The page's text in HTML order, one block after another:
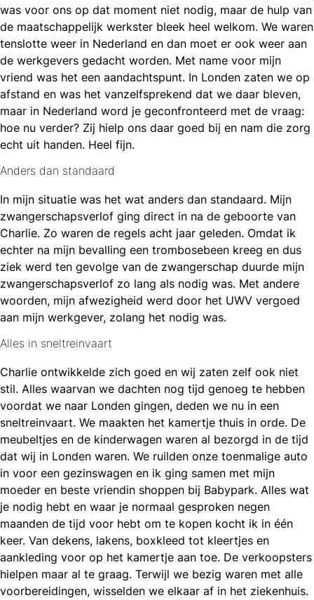
was voor ons op dat moment niet nodig, maar de hulp van
de maatschappelijk werkster bleek heel welkom. We waren
tenslotte weer in Nederland en dan moet er ook weer aan
de werkgevers gedacht worden. Met name voor mijn
vriend was het een aandachtspunt. In Londen zaten we op
afstand en was het vanzelfsprekend dat we daar bleven,
maar in Nederland word je geconfronteerd met de vraag:
hoe nu verder? Zij hielp ons daar goed bij en nam die zorg
echt uit handen. Heel fijn.
Anders dan standaard
In mijn situatie was het wat anders dan standaard. Mijn
zwangerschapsverlof ging direct in na de geboorte van
Charlie. Zo waren de regels acht jaar geleden. Omdat ik
echter na mijn bevalling een trombosebeen kreeg en dus
ziek werd ten gevolge van de zwangerschap duurde mijn
zwangerschapsverlof zo lang als nodig was. Met andere
woorden, mijn afwezigheid werd door het UWV vergoed
aan mijn werkgever, zolang het nodig was.
Alles in sneltreinvaart
Charlie ontwikkelde zich goed en wij zaten zelf ook niet
stil. Alles waarvan we dachten nog tijd genoeg te hebben
voordat we naar Londen gingen, deden we nu in een
sneltreinvaart. We maakten het kamertje thuis in orde. De
meubeltjes en de kinderwagen waren al bezorgd in de tijd
dat wij in Londen waren. We ruilden onze toenmalige auto
in voor een gezinswagen en ik ging samen met mijn
moeder en beste vriendin shoppen bij Babypark. Alles wat
je nodig hebt en waar je normaal gesproken negen
maanden de tijd voor hebt om te kopen kocht ik in één
keer. Van dekens, lakens, boxkleed tot kleertjes en
aankleding voor op het kamertje aan toe. De verkoopsters
hielpen maar al te graag. Terwijl we bezig waren met alle
voorbereidingen, wisselden we elkaar af in het ziekenhuis.